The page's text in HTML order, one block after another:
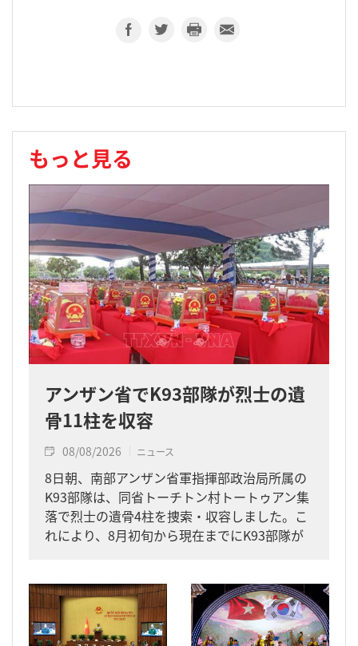
もっと見る
アンザン省でK93部隊が烈士の遺
骨11柱を収容
08/08/2026 ニュース
8日朝、南部アンザン省軍指揮部政治局所属の
K93部隊は、同省トーチトン村トートゥアン集
落で烈士の遺骨4柱を捜索・収容しました。こ
れにより、8月初旬から現在までにK93部隊が